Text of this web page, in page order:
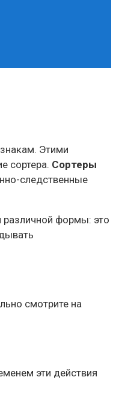
Этими
сортера. Сортеры
следственные
различной формы: это
смотрите на
эти действия